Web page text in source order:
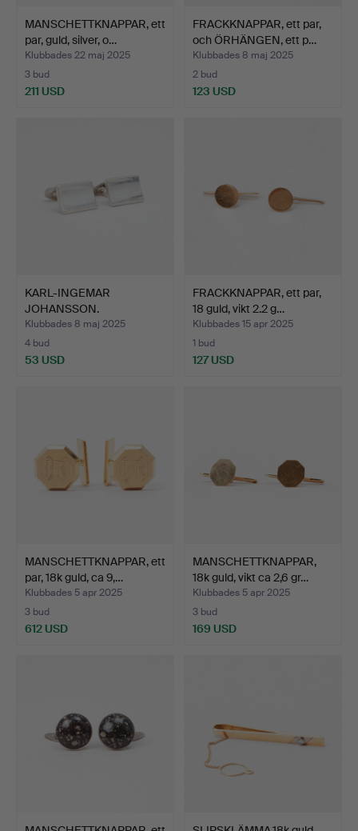
MANSCHETTKNAPPAR, ett
par, guld, silver, o…
Klubbades 22 maj 2025
3 bud
211 USD
FRACKKNAPPAR, ett par,
och ÖRHÄNGEN, ett p…
Klubbades 8 maj 2025
2 bud
123 USD
KARL-INGEMAR
JOHANSSON.
Manschettknappar, …
Klubbades 8 maj 2025
4 bud
53 USD
FRACKKNAPPAR, ett par,
18 guld, vikt 2.2 g…
Klubbades 15 apr 2025
1 bud
127 USD
MANSCHETTKNAPPAR, ett
par, 18k guld, ca 9,…
Klubbades 5 apr 2025
3 bud
612 USD
MANSCHETTKNAPPAR,
18k guld, vikt ca 2,6 gr…
Klubbades 5 apr 2025
3 bud
169 USD